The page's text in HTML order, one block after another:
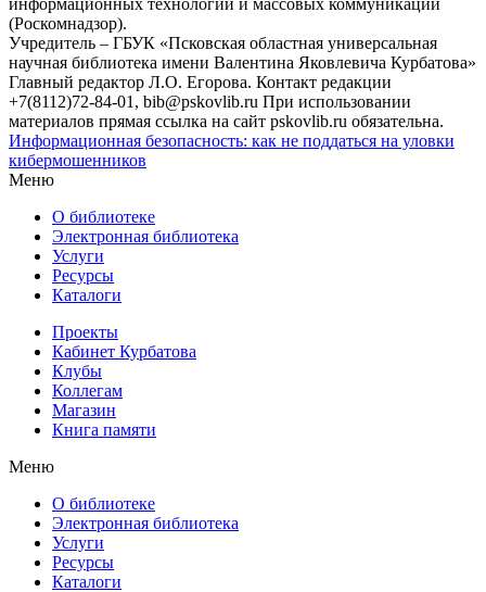
(Роскомнадзор).
Учредитель – ГБУК «Псковская областная универсальная
научная библиотека имени Валентина Яковлевича Курбатова»
Главный редактор Л.О. Егорова. Контакт редакции
+7(8112)72-84-01, bib@pskovlib.ru При использовании
материалов прямая ссылка на сайт pskovlib.ru обязательна.
Информационная безопасность: как не поддаться на уловки
кибермошенников
Меню
О библиотеке
Электронная библиотека
Услуги
Ресурсы
Каталоги
Проекты
Кабинет Курбатова
Клубы
Коллегам
Магазин
Книга памяти
Меню
О библиотеке
Электронная библиотека
Услуги
Ресурсы
Каталоги